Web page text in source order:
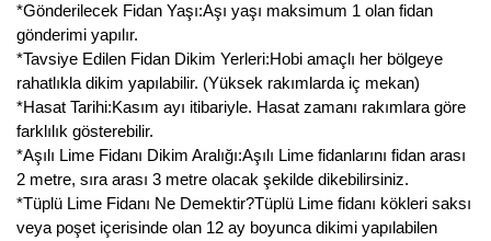
*Gönderilecek Fidan Yaşı:Aşı yaşı maksimum 1 olan fidan
gönderimi yapılır.
*Tavsiye Edilen Fidan Dikim Yerleri:Hobi amaçlı her bölgeye
rahatlıkla dikim yapılabilir. (Yüksek rakımlarda iç mekan)
*Hasat Tarihi:Kasım ayı itibariyle. Hasat zamanı rakımlara göre
farklılık gösterebilir.
*Aşılı Lime Fidanı Dikim Aralığı:Aşılı Lime fidanlarını fidan arası
2 metre, sıra arası 3 metre olacak şekilde dikebilirsiniz.
*Tüplü Lime Fidanı Ne Demektir?Tüplü Lime fidanı kökleri saksı
veya poşet içerisinde olan 12 ay boyunca dikimi yapılabilen